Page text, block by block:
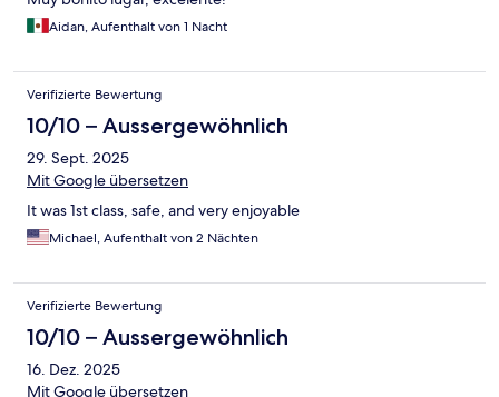
Aidan, Aufenthalt von 1 Nacht
Verifizierte Bewertung
10/10 – Aussergewöhnlich
29. Sept. 2025
Mit Google übersetzen
It was 1st class, safe, and very enjoyable
Michael, Aufenthalt von 2 Nächten
Verifizierte Bewertung
10/10 – Aussergewöhnlich
16. Dez. 2025
Mit Google übersetzen